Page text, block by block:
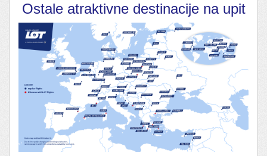
Ostale atraktivne destinacije na upit